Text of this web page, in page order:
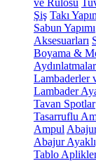
ve Rulosu
Şiş Takı
Sabun Yapımı
Aksesuarları
Boyama &
Lambaderler
Lambader
Tavan Spotlar
Tasarruflu
Ampul
Abajur
Tablo